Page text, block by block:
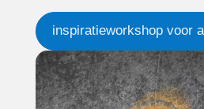
inspiratieworkshop voor